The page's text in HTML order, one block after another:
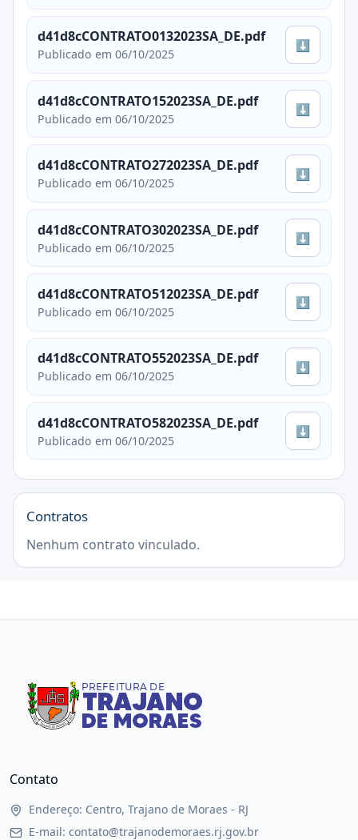
d41d8cCONTRATO0132023SA_DE.pdf
Publicado em 06/10/2025
⬇
d41d8cCONTRATO152023SA_DE.pdf
Publicado em 06/10/2025
⬇
d41d8cCONTRATO272023SA_DE.pdf
Publicado em 06/10/2025
⬇
d41d8cCONTRATO302023SA_DE.pdf
Publicado em 06/10/2025
⬇
d41d8cCONTRATO512023SA_DE.pdf
Publicado em 06/10/2025
⬇
d41d8cCONTRATO552023SA_DE.pdf
Publicado em 06/10/2025
⬇
d41d8cCONTRATO582023SA_DE.pdf
Publicado em 06/10/2025
⬇
Contratos
Nenhum contrato vinculado.
Contato
Endereço: Centro, Trajano de Moraes - RJ
E-mail: contato@trajanodemoraes.rj.gov.br